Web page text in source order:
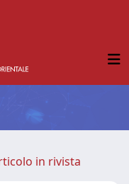
in rivista